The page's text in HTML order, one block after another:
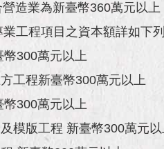
業為新臺幣360萬元以上
工程項目之資本額詳如下列
300萬元以上
程新臺幣300萬元以上
300萬元以上
版工程 新臺幣300萬元以